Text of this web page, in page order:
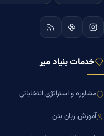
خدمات بنیاد میر
مشاوره و استراتژی انتخاباتی
آموزش زبان بدن